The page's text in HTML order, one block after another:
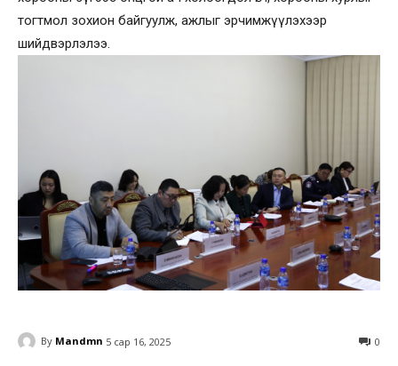
тогтмол зохион байгуулж, ажлыг эрчимжүүлэхээр
шийдвэрлэлээ.
By Mandmn 5 сар 16, 2025 0